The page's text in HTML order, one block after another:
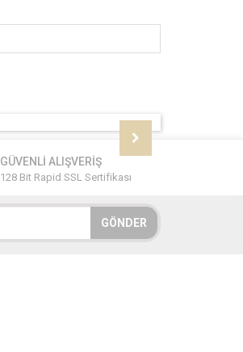
GÜVENLİ ALIŞVERİŞ
128 Bit Rapid SSL Sertifikası
GÖNDER